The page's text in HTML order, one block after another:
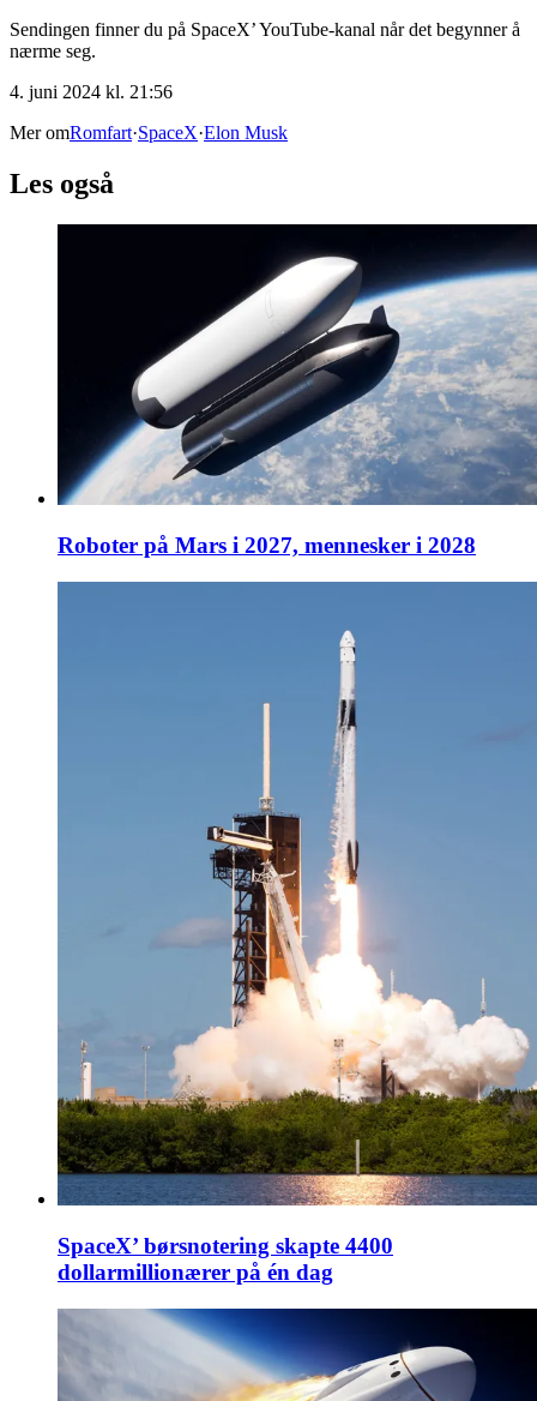
Sendingen finner du på SpaceX’ YouTube-kanal når det begynner å
nærme seg.
4. juni 2024 kl. 21:56
Mer omRomfart·SpaceX·Elon Musk
Les også
Roboter på Mars i 2027, mennesker i 2028
SpaceX’ børsnotering skapte 4400
dollarmillionærer på én dag